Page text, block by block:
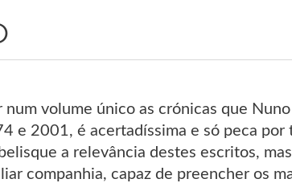
volume único as crónicas que Nuno
e 2001, é acertadíssima e só peca por
a relevância destes escritos,
companhia, capaz de preencher os